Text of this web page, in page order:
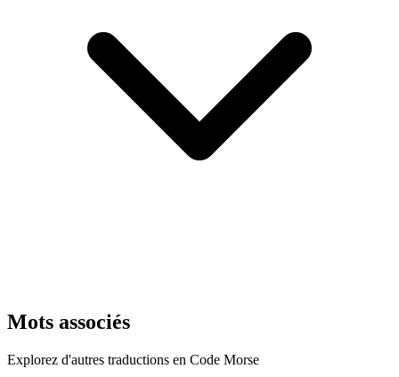
Mots associés
Explorez d'autres traductions en Code Morse